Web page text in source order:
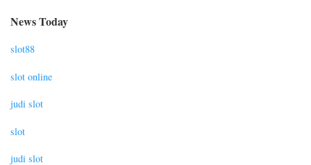
News Today
slot88
slot online
judi slot
slot
judi slot